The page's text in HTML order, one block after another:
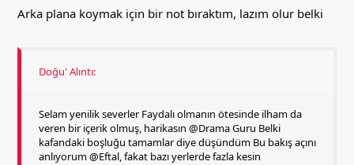
Arka plana koymak için bir not bıraktım, lazım olur belki
Doğu' Alıntı:
Selam yenilik severler Faydalı olmanın ötesinde ilham da
veren bir içerik olmuş, harikasın @Drama Guru Belki
kafandaki boşluğu tamamlar diye düşündüm Bu bakış açını
anlıyorum @Eftal, fakat bazı yerlerde fazla kesin